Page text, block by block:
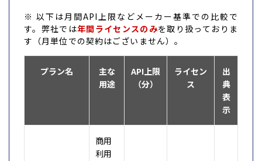
※ 以下は月間API上限などメーカー基準での比較で
す。弊社では年間ライセンスのみを取り扱っておりま
す（月単位での契約はございません）。
プラン名
主な
用途
API上限
（分）
ライセン
ス
出
典
表
示
商用
利用